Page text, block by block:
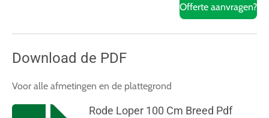
Offerte aanvragen?
Download de PDF
Voor alle afmetingen en de plattegrond
Rode Loper 100 Cm Breed Pdf